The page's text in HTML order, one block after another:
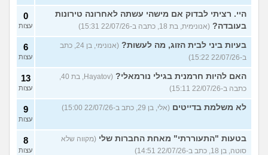
היי. רציתי לבדוק אם מישהי עשתה לאחרונה טירונות
בעובדה? (אנונימית, בת 18, כתבה ב-22/07/26 15:31)
0
עצות
בעיות ביני לבית הזוג, מה לעשות?
(אנונימי, בן 24, כתב
ב-22/07/26 15:22)
6
עצות
האם להיות חרמנית בגילי נורמאלי?
(Hayatov, בת 40,
כתבה ב-22/07/26 15:11)
13
עצות
לא משלמת בדייטים (אלי, בן 29, כתב ב-22/07/26 15:00) 9
עצות
בטעות "התעוררתי" מאחת החברות שלי (מקווה שלא
סוטה, בן 18, כתב ב-22/07/26 14:51)
8
עצות